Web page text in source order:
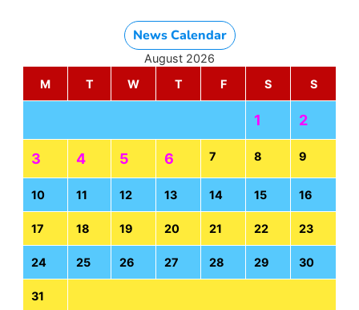
News Calendar
August 2026
M
T W T F S S
1 2
3 4 5 6 7 8 9
10 11 12 13 14 15 16
17 18 19 20 21 22 23
24 25 26 27 28 29 30
31